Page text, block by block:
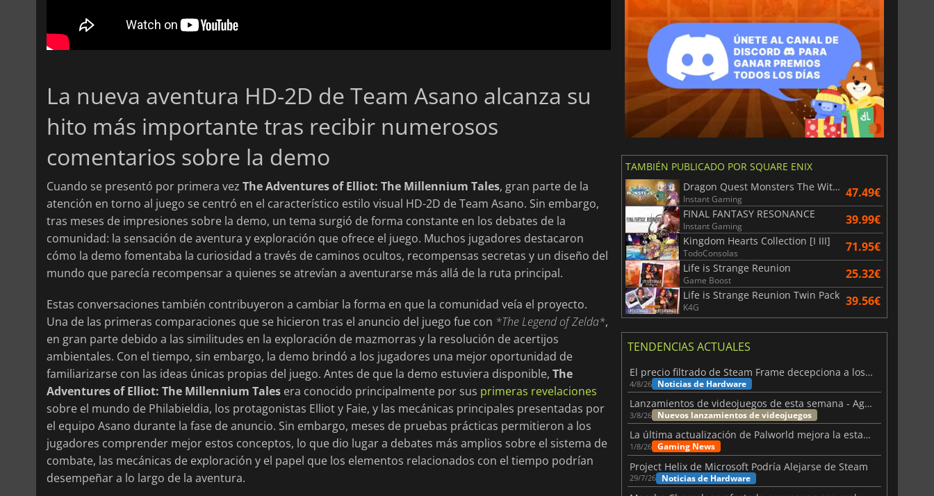
La nueva aventura HD-2D de Team Asano alcanza su
hito más importante tras recibir numerosos
comentarios sobre la demo
Cuando se presentó por primera vez The Adventures of Elliot: The Millennium Tales, gran parte de la
atención en torno al juego se centró en el característico estilo visual HD-2D de Team Asano. Sin embargo,
tras meses de impresiones sobre la demo, un tema surgió de forma constante en los debates de la
comunidad: la sensación de aventura y exploración que ofrece el juego. Muchos jugadores destacaron
cómo la demo fomentaba la curiosidad a través de caminos ocultos, recompensas secretas y un diseño del
mundo que parecía recompensar a quienes se atrevían a aventurarse más allá de la ruta principal.
Estas conversaciones también contribuyeron a cambiar la forma en que la comunidad veía el proyecto.
Una de las primeras comparaciones que se hicieron tras el anuncio del juego fue con *The Legend of Zelda*,
en gran parte debido a las similitudes en la exploración de mazmorras y la resolución de acertijos
ambientales. Con el tiempo, sin embargo, la demo brindó a los jugadores una mejor oportunidad de
familiarizarse con las ideas únicas propias del juego. Antes de que la demo estuviera disponible, The
Adventures of Elliot: The Millennium Tales era conocido principalmente por sus primeras revelaciones
sobre el mundo de Philabieldia, los protagonistas Elliot y Faie, y las mecánicas principales presentadas por
el equipo Asano durante la fase de anuncio. Sin embargo, meses de pruebas prácticas permitieron a los
jugadores comprender mejor estos conceptos, lo que dio lugar a debates más amplios sobre el sistema de
combate, las mecánicas de exploración y el papel que los elementos relacionados con el tiempo podrían
desempeñar a lo largo de la aventura.
TAMBIÉN PUBLICADO POR SQUARE ENIX
Dragon Quest Monsters The Withered World
Instant Gaming 47.49€
FINAL FANTASY RESONANCE
Instant Gaming 39.99€
Kingdom Hearts Collection [I III]
TodoConsolas 71.95€
Life is Strange Reunion
Game Boost 25.32€
Life is Strange Reunion Twin Pack
K4G 39.56€
TENDENCIAS ACTUALES
El precio filtrado de Steam Frame decepciona a los usuarios
4/8/26 Noticias de Hardware
Lanzamientos de videojuegos de esta semana - Agosto de 2026 (semana 32)
3/8/26 Nuevos lanzamientos de videojuegos
La última actualización de Palworld mejora la estabilidad
1/8/26 Gaming News
Project Helix de Microsoft Podría Alejarse de Steam
29/7/26 Noticias de Hardware